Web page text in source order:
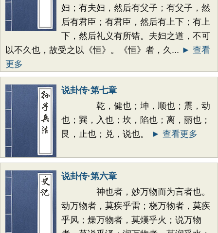
妇；有夫妇，然后有父子；有父子，然
后有君臣；有君臣，然后有上下；有上
下，然后礼义有所错。夫妇之道，不可
以不久也，故受之以《恒》。《恒》者，久... ► 查看
更多
说卦传·第七章
乾，健也；坤，顺也；震，动
也；巽，入也；坎，陷也；离，丽也；
艮，止也；兑，说也。
► 查看更多
说卦传·第六章
神也者，妙万物而为言者也。
动万物者，莫疾乎雷；桡万物者，莫疾
乎风；燥万物者，莫熯乎火；说万物